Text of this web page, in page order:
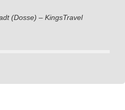
(Dosse) – KingsTravel